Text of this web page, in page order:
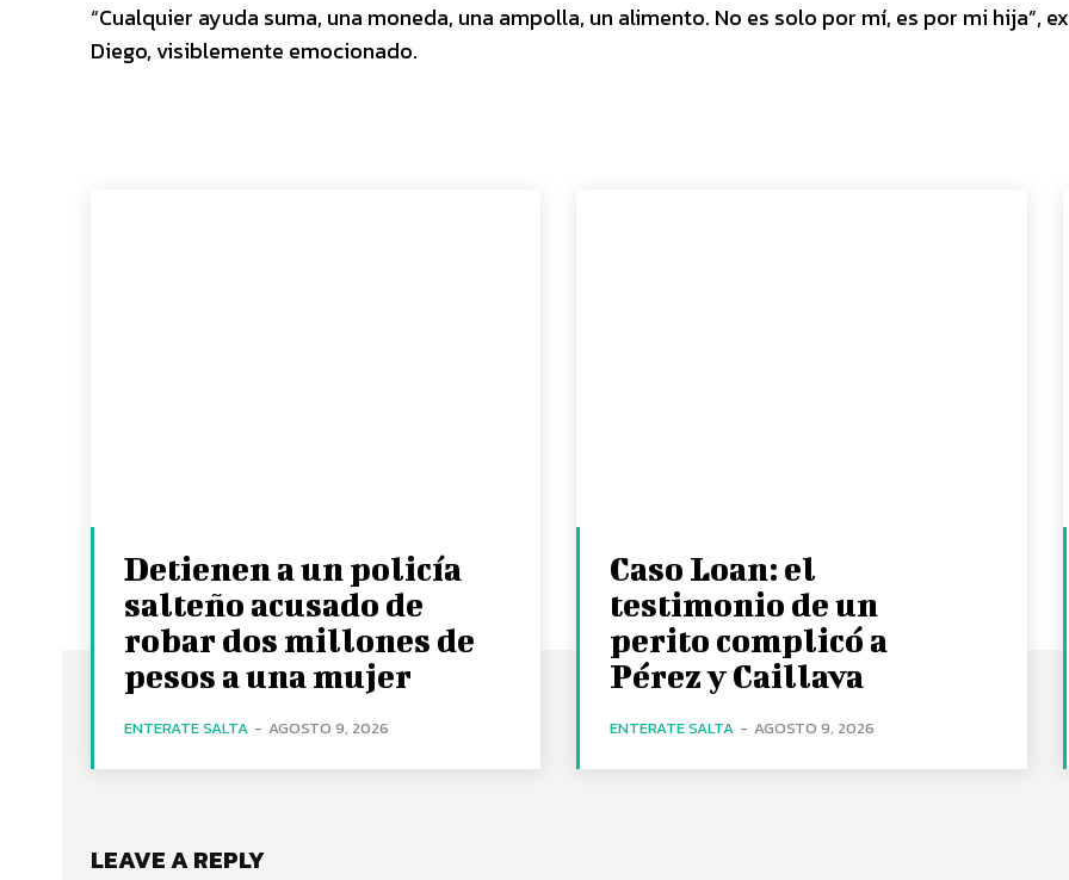
“Cualquier ayuda suma, una moneda, una ampolla, un alimento. No es solo por mí, es por mi hija”,
Diego, visiblemente emocionado.
Detienen a un policía
salteño acusado de
robar dos millones de
pesos a una mujer
ENTERATE SALTA - AGOSTO 9, 2026
Caso Loan: el
testimonio de un
perito complicó a
Pérez y Caillava
ENTERATE SALTA - AGOSTO 9, 2026
LEAVE A REPLY